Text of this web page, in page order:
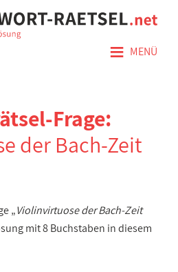
≡ MENÜ
Frage:
der Bach-Zeit
„Violinvirtuose der Bach-Zeit
mit 8 Buchstaben in diesem